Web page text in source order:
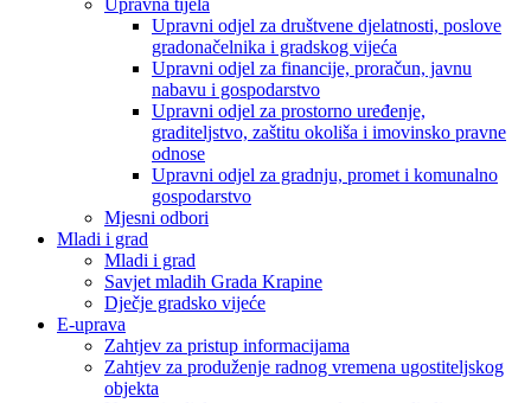
Upravni odjel za društvene djelatnosti, poslove
gradonačelnika i gradskog vijeća
Upravni odjel za financije, proračun, javnu
nabavu i gospodarstvo
Upravni odjel za prostorno uređenje,
graditeljstvo, zaštitu okoliša i imovinsko pravne
odnose
Upravni odjel za gradnju, promet i komunalno
gospodarstvo
Mjesni odbori
Mladi i grad
Mladi i grad
Savjet mladih Grada Krapine
Dječje gradsko vijeće
E-uprava
Zahtjev za pristup informacijama
Zahtjev za produženje radnog vremena ugostiteljskog
objekta